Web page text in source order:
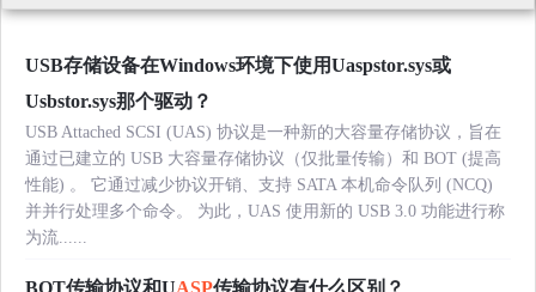
USB存储设备在Windows环境下使用Uaspstor.sys或
Usbstor.sys那个驱动？
USB Attached SCSI (UAS) 协议是一种新的大容量存储协议，旨在
通过已建立的 USB 大容量存储协议（仅批量传输）和 BOT (提高
性能) 。 它通过减少协议开销、支持 SATA 本机命令队列 (NCQ)
并并行处理多个命令。 为此，UAS 使用新的 USB 3.0 功能进行称
为流......